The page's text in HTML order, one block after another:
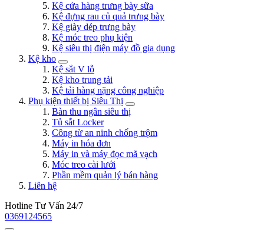
Kệ cửa hàng trưng bày sữa
Kệ đựng rau củ quả trưng bày
Kệ giày dép trưng bày
Kệ móc treo phụ kiện
Kệ siêu thị điện máy đồ gia dụng
Kệ kho
Kệ sắt V lỗ
Kệ kho trung tải
Kệ tải hàng nặng công nghiệp
Phụ kiện thiết bị Siêu Thị
Bàn thu ngân siêu thị
Tủ sắt Locker
Công từ an ninh chống trộm
Máy in hóa đơn
Máy in và máy đọc mã vạch
Móc treo cài lưới
Phần mềm quản lý bán hàng
Liên hệ
Hotline Tư Vấn 24/7
0369124565